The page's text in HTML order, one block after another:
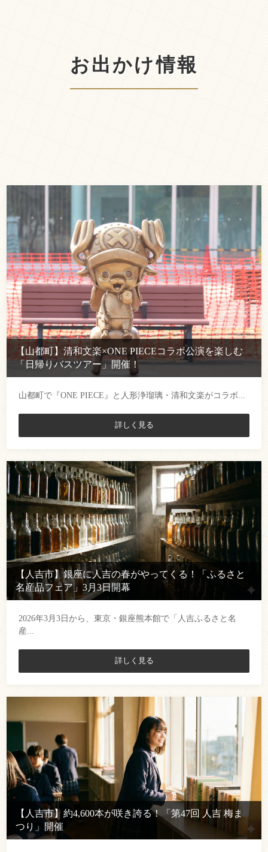
お出かけ情報
【山都町】清和文楽×ONE PIECEコラボ公演を楽しむ
「日帰りバスツアー」開催！
山都町で『ONE PIECE』と人形浄瑠璃・清和文楽がコラボ...
詳しく見る
【人吉市】銀座に人吉の春がやってくる！「ふるさと
名産品フェア」3月3日開幕
2026年3月3日から、東京・銀座熊本館で「人吉ふるさと名
産...
詳しく見る
【人吉市】約4,600本が咲き誇る！「第47回 人吉 梅ま
つり」開催